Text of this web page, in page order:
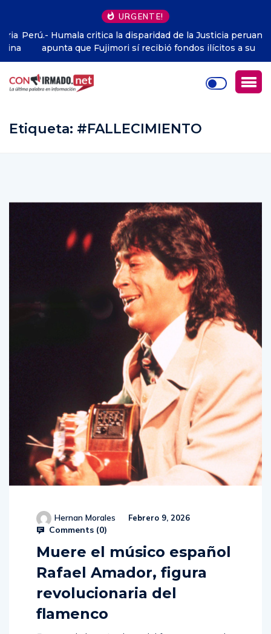
URGENTE!
Perú.- Humala critica la disparidad de la Justicia peruana y
apunta que Fujimori sí recibió fondos ilícitos a su
campaña
Hernan Morales
Muere el músico español
Rafael Amador, figura
revolucionaria del